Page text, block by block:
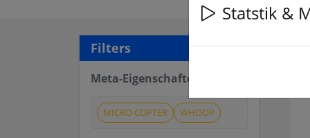
Filters
Meta-Eigenschaften
MICRO COPTER WHOOP
Statstik &